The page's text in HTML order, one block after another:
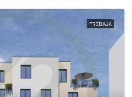
PRODAJA